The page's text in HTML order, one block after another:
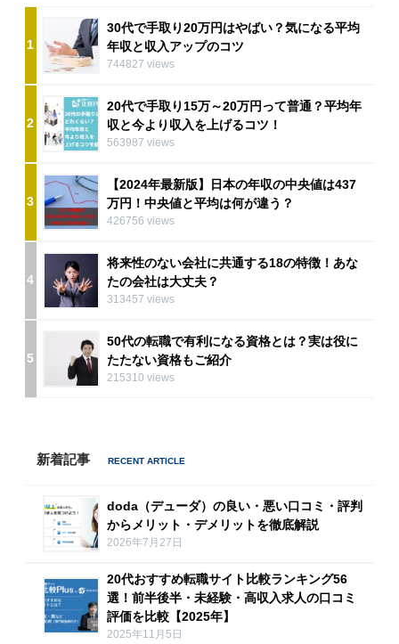
1
30代で手取り20万円はやばい？気になる平均
年収と収入アップのコツ
744827 views
2
20代で手取り15万～20万円って普通？平均年
収と今より収入を上げるコツ！
563987 views
3
【2024年最新版】日本の年収の中央値は437
万円！中央値と平均は何が違う？
426756 views
4
将来性のない会社に共通する18の特徴！あな
たの会社は大丈夫？
313457 views
5
50代の転職で有利になる資格とは？実は役に
たたない資格もご紹介
215310 views
新着記事
doda（デューダ）の良い・悪い口コミ・評判
からメリット・デメリットを徹底解説
2026年7月27日
20代おすすめ転職サイト比較ランキング56
選！前半後半・未経験・高収入求人の口コミ
評価を比較【2025年】
2025年11月5日